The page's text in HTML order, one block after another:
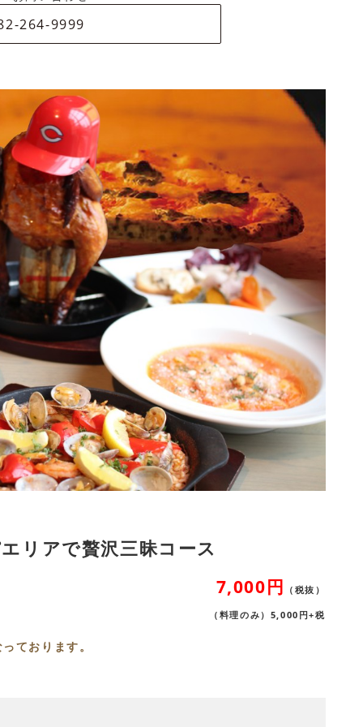
264-9999
リアで贅沢三昧コース
7,000円 （税抜）
（料理のみ）5,000円+税
ております。